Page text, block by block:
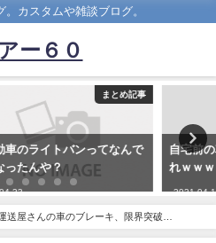
カスタムや雑談ブログ。
ー６０
自宅前の車の通りが激しい奴集ま
れｗｗｗｗｗｗ
2021-04-10
送屋さんの車のブレーキ、限界突破